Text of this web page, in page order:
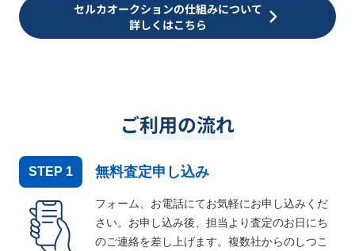
セルカオークションの仕組みについて
詳しくはこちら
ご利用の流れ
STEP 1 無料査定申し込み
フォーム、お電話にてお気軽にお申し込みくだ
さい。お申し込み後、担当より査定のお日にち
のご連絡を差し上げます。複数社からのしつこ